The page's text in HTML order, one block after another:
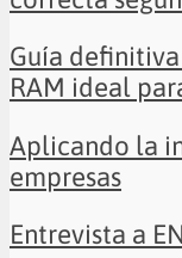
Guía
RAM ideal
Aplicando la
empresas
Entrevista a